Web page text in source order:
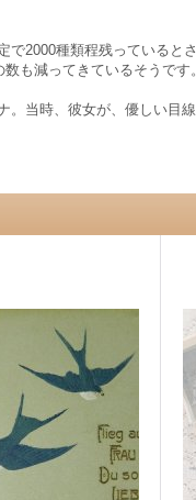
で2000種類程残っていると
も減ってきているそうです。
。当時、彼女が、優しい目